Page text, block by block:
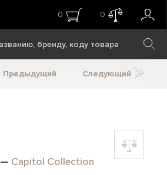
0 0
Предыдущий Следующий
— Capitol Collection